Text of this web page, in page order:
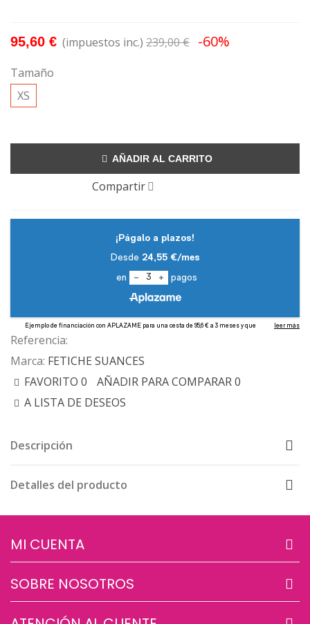
95,60 € (impuestos inc.) 239,00 € -60%
Tamaño
XS
AÑADIR AL CARRITO
Compartir
Referencia:
Marca: FETICHE SUANCES
FAVORITO 0 AÑADIR PARA COMPARAR0
A LISTA DE DESEOS
Descripción
Detalles del producto
MI CUENTA
SOBRE NOSOTROS